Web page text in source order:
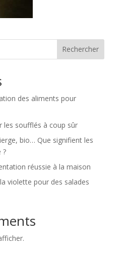
Rechercher
des aliments pour
les soufflés à coup sûr
bio… Que signifient les
?
réussie à la maison
violette pour des salades